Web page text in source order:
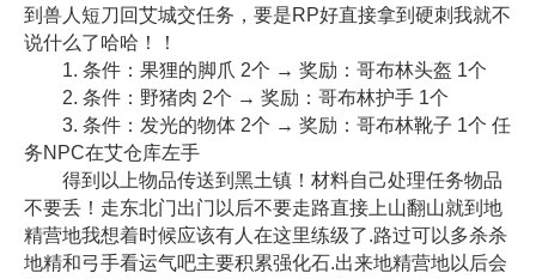
到兽人短刀回艾城交任务，要是RP好直接拿到硬刺我就不
说什么了哈哈！！
1. 条件：果狸的脚爪 2个 → 奖励：哥布林头盔 1个
2. 条件：野猪肉 2个 → 奖励：哥布林护手 1个
3. 条件：发光的物体 2个 → 奖励：哥布林靴子 1个 任
务NPC在艾仓库左手
得到以上物品传送到黑土镇！材料自己处理任务物品
不要丢！走东北门出门以后不要走路直接上山翻山就到地
精营地我想着时候应该有人在这里练级了.路过可以多杀杀
地精和弓手看运气吧主要积累强化石.出来地精营地以后会